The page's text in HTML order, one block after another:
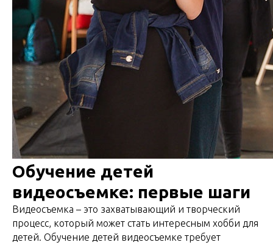
Обучение детей
видеосъемке: первые шаги
Видеосъемка – это захватывающий и творческий
процесс, который может стать интересным хобби для
детей. Обучение детей видеосъемке требует